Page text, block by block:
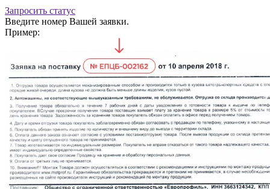
Запросить статус
Введите номер Вашей заявки.
Пример: